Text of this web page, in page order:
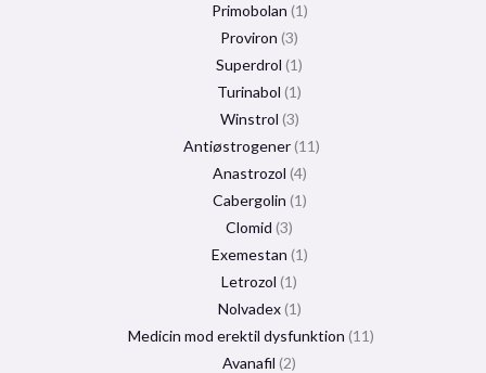
Primobolan 1
Proviron 3
Superdrol 1
Turinabol 1
Winstrol 3
Antiøstrogener 11
Anastrozol 4
Cabergolin 1
Clomid 3
Exemestan 1
Letrozol 1
Nolvadex 1
Medicin mod erektil dysfunktion 11
Avanafil 2